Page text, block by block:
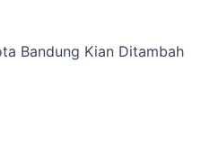
Bandung Kian Ditambah